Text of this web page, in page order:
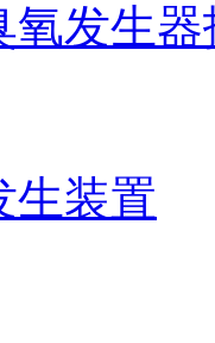
氧发生器
生装置